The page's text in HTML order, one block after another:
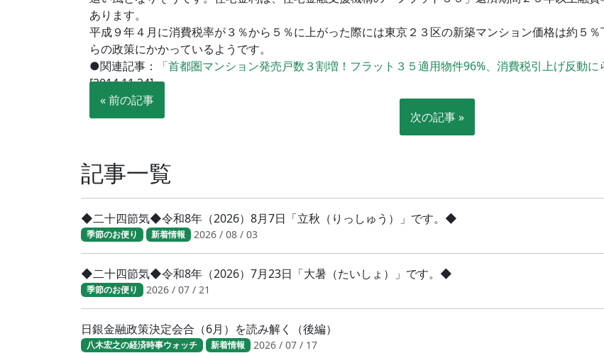
あります。
平成９年４月に消費税率が３％から５％に上がった際には東京２３区の新築マンション価格は約５
らの政策にかかっているようです。
●関連記事：
「首都圏マンション発売戸数３割増！フラット３５適用物件96%、消費税引上げ反動に
[2014.11.24]
« 前の記事
次の記事 »
記事一覧
◆二十四節気◆令和8年（2026）8月7日「立秋（りっしゅう）」です。◆
季節のお便り 新着情報 2026 / 08 / 03
◆二十四節気◆令和8年（2026）7月23日「大暑（たいしょ）」です。◆
季節のお便り 2026 / 07 / 21
日銀金融政策決定会合（6月）を読み解く（後編）
八木宏之の経済時事ウォッチ 新着情報 2026 / 07 / 17